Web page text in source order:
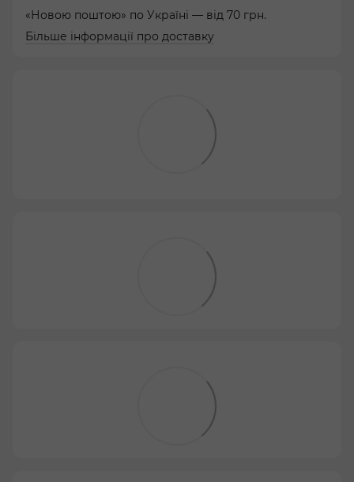
«Новою поштою» по Україні — від 70 грн.
Більше інформації про доставку